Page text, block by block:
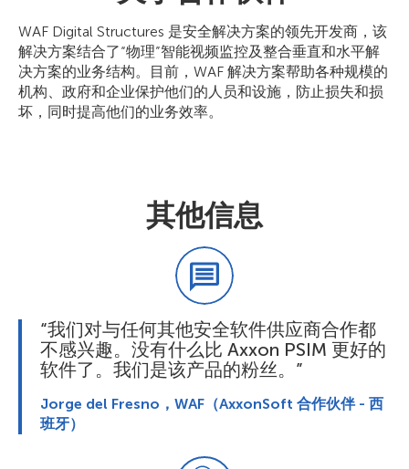
WAF Digital Structures 是安全解决方案的领先开发商，该
解决方案结合了“物理”智能视频监控及整合垂直和水平解
决方案的业务结构。目前，WAF 解决方案帮助各种规模的
机构、政府和企业保护他们的人员和设施，防止损失和损
坏，同时提高他们的业务效率。
其他信息
“我们对与任何其他安全软件供应商合作都
不感兴趣。没有什么比 Axxon PSIM 更好的
软件了。我们是该产品的粉丝。”
Jorge del Fresno，WAF（AxxonSoft 合作伙伴 - 西
班牙）